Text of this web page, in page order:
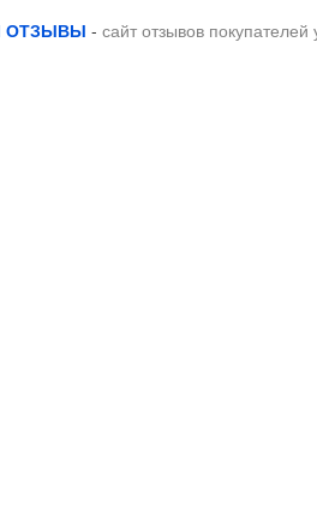
ОТЗЫВЫ - сайт отзывов покупателей